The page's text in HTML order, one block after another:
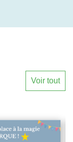
Voir tout